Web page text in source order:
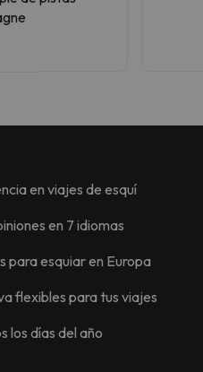
de comodidades como
(a 16 km).
en viajes de esquí
en 7 idiomas
para esquiar en Europa
flexibles para tus viajes
los días del año